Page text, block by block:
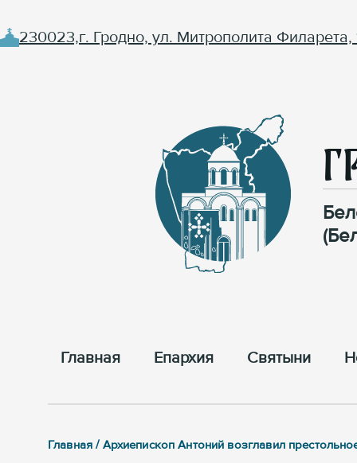
230023,г. Гродно, ул. Митрополита Филарета,
Главная Епархия Cвятыни
Главная / Архиепископ Антоний возглавил